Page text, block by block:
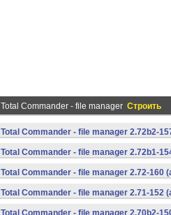
Total Commander - file manager Строить
Total Commander - file manager 2.72b2-
Total Commander - file manager 2.72b1-
Total Commander - file manager 2.72-160
Total Commander - file manager 2.71-152
Total Commander - file manager 2.70b2-